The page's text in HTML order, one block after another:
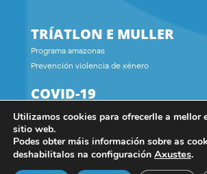
TRÍATLON E MULLER
Programa amazonas
Prevención violencia de xénero
COVID-19
CONTACTO
Utilizamos cookies para ofrecerlle a mellor
sitio web.
Podes obter máis información sobre as
deshabilitalos na configuración Axustes.